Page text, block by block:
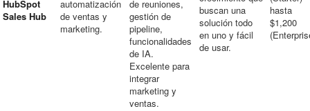
HubSpot
Sales Hub
automatización
de ventas y
marketing.
de reuniones,
gestión de
pipeline,
funcionalidades
de IA.
Excelente para
integrar
marketing y
ventas.
buscan una
solución todo
en uno y fácil
de usar.
hasta
$1,200